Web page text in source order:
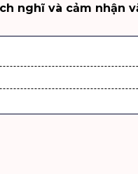
nghĩ và cảm nhận